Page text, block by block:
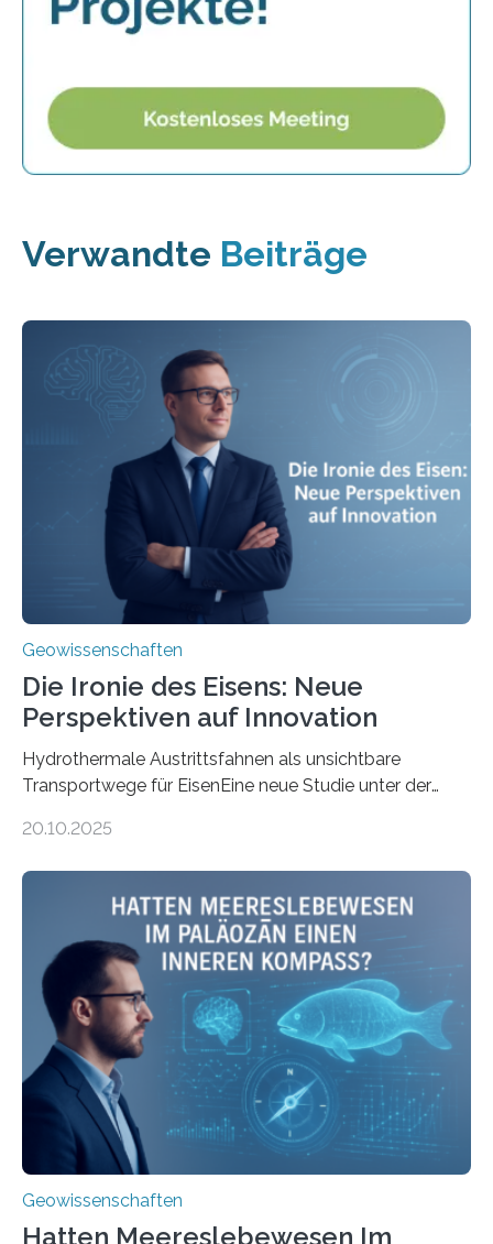
Verwandte Beiträge
Geowissenschaften
Die Ironie des Eisens: Neue
Perspektiven auf Innovation
Hydrothermale Austrittsfahnen als unsichtbare
Transportwege für EisenEine neue Studie unter der
Umweltwissenschaften der Universität Bremen –
Meeresboden die Eisenverfügbarkeit und den globalen
Stoffkreislauf im Ozean prägen. Die Überblicksstudie
mit dem Titel „Iron’s Irony“ ist in Communications Earth
& Environment erschienen. Die Studie fasst bestehende
Forschungsergebnisse zusammen und interpretiert sie
neu, um zu erklären, wie Eisen, das aus hydrothermalen
Systemen freigesetzt wird, über ganze Ozeanbecken
transportiert werden kann. „Das…
20.10.2025
Geowissenschaften
Hatten Meereslebewesen Im